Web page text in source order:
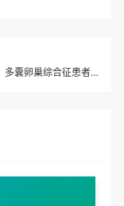
失败后，多囊卵巢综合征患者应该如何调整心态？